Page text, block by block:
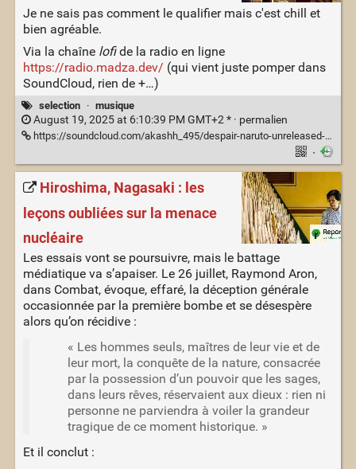
Je ne sais pas comment le qualifier mais c'est chill et
bien agréable.
Via la chaîne lofide la radio en ligne
https://radio.madza.dev/ (qui vient juste pomper dans
SoundCloud, rien de +…)
selection · musique
August 19, 2025 at 6:10:39 PM GMT+2 * · permalien
https://soundcloud.com/akashh_495/despair-naruto-unreleased-ost-remix
·
Hiroshima, Nagasaki : les
leçons oubliées sur la menace
nucléaire
Les essais vont se poursuivre, mais le battage
médiatique va s’apaiser. Le 26 juillet, Raymond Aron,
dans Combat, évoque, effaré, la déception générale
occasionnée par la première bombe et se désespère
alors qu’on récidive :
« Les hommes seuls, maîtres de leur vie et de
leur mort, la conquête de la nature, consacrée
par la possession d’un pouvoir que les sages,
dans leurs rêves, réservaient aux dieux : rien ni
personne ne parviendra à voiler la grandeur
tragique de ce moment historique. »
Et il conclut :